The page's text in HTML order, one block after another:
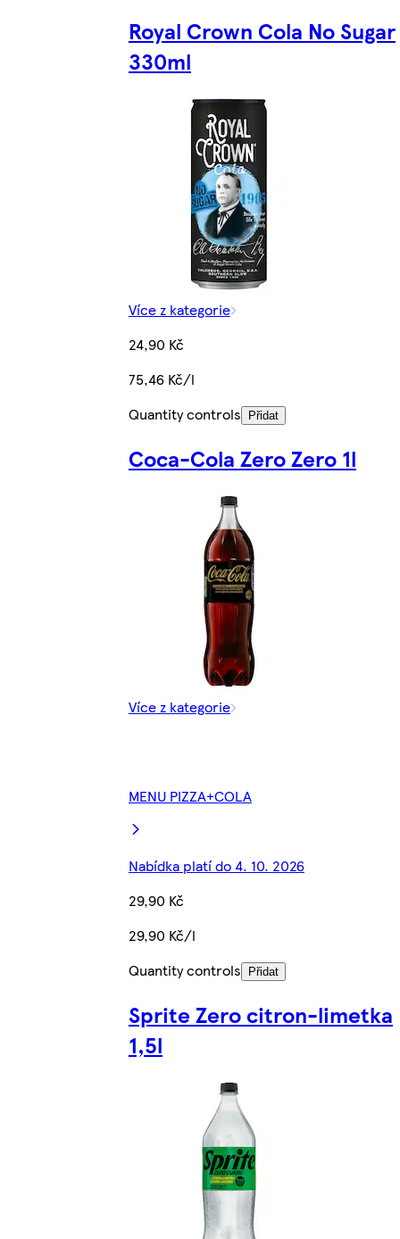
Royal Crown Cola No Sugar
330ml
Více z kategorie
24,90 Kč
75,46 Kč/l
Quantity controls
Přidat
Coca-Cola Zero Zero 1l
Více z kategorie
MENU PIZZA+COLA
Nabídka platí do 4. 10. 2026
29,90 Kč
29,90 Kč/l
Quantity controls
Přidat
Sprite Zero citron-limetka
1,5l